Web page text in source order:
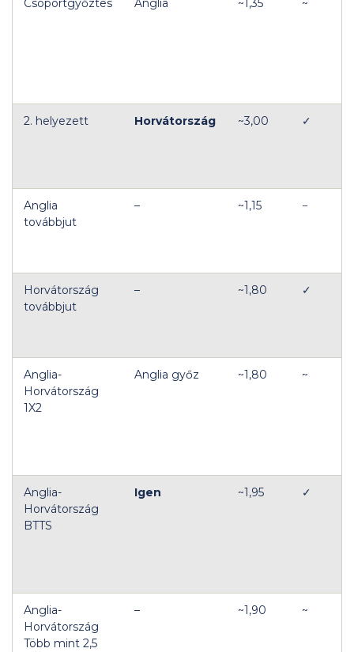
Csoportgyőztes Anglia ~1,35 ~
2. helyezett Horvátország ~3,00 ✓
Anglia
továbbjut
– ~1,15 −
Horvátország
továbbjut
– ~1,80 ✓
Anglia-
Horvátország
1X2
Anglia győz ~1,80 ~
Anglia-
Horvátország
BTTS
Igen ~1,95 ✓
Anglia-
Horvátország
Több mint 2,5
– ~1,90 ~